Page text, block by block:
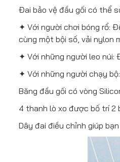
Đai bảo vệ đầu gối có thể
✦ Với người chơi bóng rổ:
cùng một bội số, vải nylon
✦ Với những người leo núi:
✦ Với những người chạy
Băng đầu gối có vòng
4 thanh lò xo được bố trí 2
Dây đai điều chỉnh giúp